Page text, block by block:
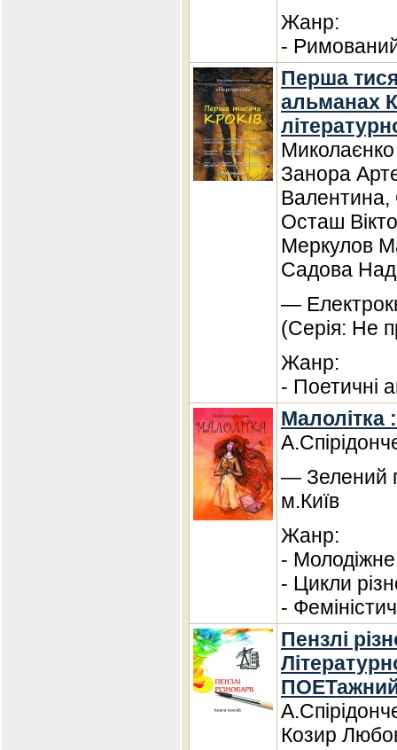
Жанр:
-
Перша
альманах
Занора
Осташ
Меркулов
Садова
—
(Серія: Не
Жанр:
- Поетичні
Малолітка
— Зелений
м.Київ
Жанр:
- Молодіжне
- Цикли
-
Пензлі
Козир